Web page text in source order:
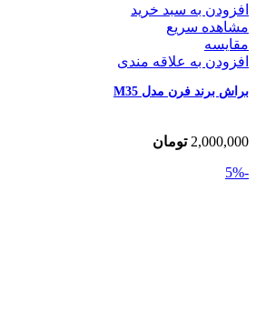
افزودن به سبد خرید
مشاهده سریع
مقایسه
افزودن به علاقه مندی
براش برند فرن مدل M35
2,000,000 تومان
-5%